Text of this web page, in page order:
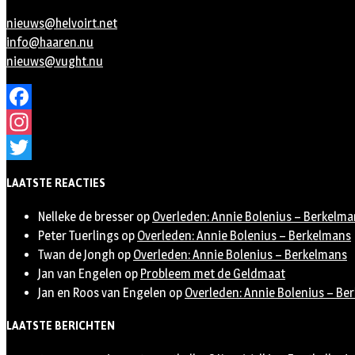
nieuws@helvoirt.net
info@haaren.nu
nieuws@vught.nu
Facebook
Instagram
LAATSTE REACTIES
Nelleke de bresser op Overleden: Annie Bolenius –
Peter Tuerlings op Overleden: Annie Bolenius – Berkelmans
Twan de Jongh op Overleden: Annie Bolenius – Berkelmans
Jan van Engelen op Probleem met de Geldmaat
Jan en Roos van Engelen op Overleden: Annie Bolenius –
LAATSTE BERICHTEN